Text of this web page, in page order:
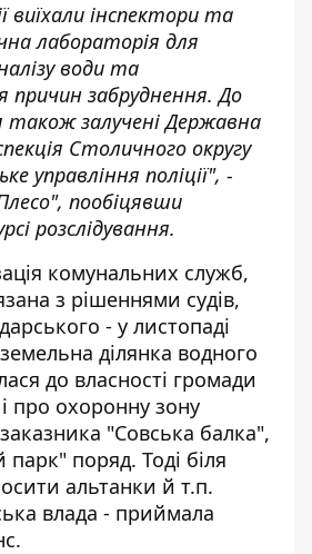
виїхали інспектори та
лабораторія для
води та
причин забруднення. До
також залучені Державна
Столичного округу
управління поліції", -
пообіцявши
розслідування.
комунальних служб,
з рішеннями судів,
- у листопаді
ділянка водного
до власності громади
про охоронну зону
"Совська балка",
поряд. Тоді біля
альтанки й т.п.
влада - приймала